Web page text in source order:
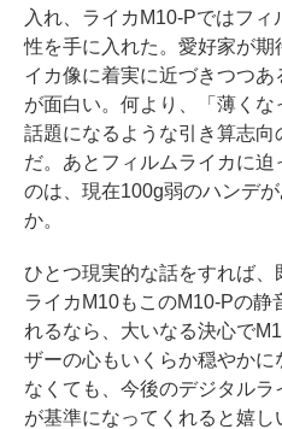
入れ、ライカM10-Pではフ
性を手に入れた。愛好家が期
イカ像に着実に近づきつつ
が面白い。何より、「薄く
話題になるような引き算志
だ。あとフィルムライカに
のは、現在100g弱のハンデ
か。
ひとつ現実的な話をすれば
ライカM10もこのM10-Pの静
れるなら、大いなる決心で
ザーの心もいくらか穏やか
なくても、今後のデジタル
が基準になってくれると嬉し